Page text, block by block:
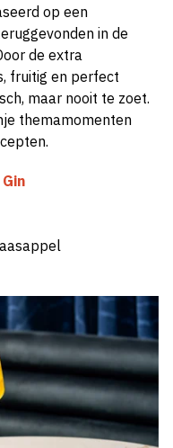
op een
in de
de extra
fruitig en perfect
maar nooit te zoet.
themamomenten